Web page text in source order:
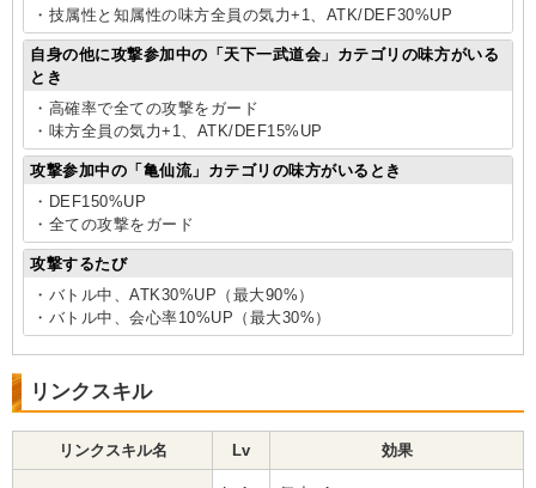
・技属性と知属性の味方全員の気力+1、ATK/DEF30%UP
自身の他に攻撃参加中の「天下一武道会」カテゴリの味方がいる
とき
・高確率で全ての攻撃をガード
・味方全員の気力+1、ATK/DEF15%UP
攻撃参加中の「亀仙流」カテゴリの味方がいるとき
・DEF150%UP
・全ての攻撃をガード
攻撃するたび
・バトル中、ATK30%UP（最大90%）
・バトル中、会心率10%UP（最大30%）
リンクスキル
リンクスキル名 Lv 効果